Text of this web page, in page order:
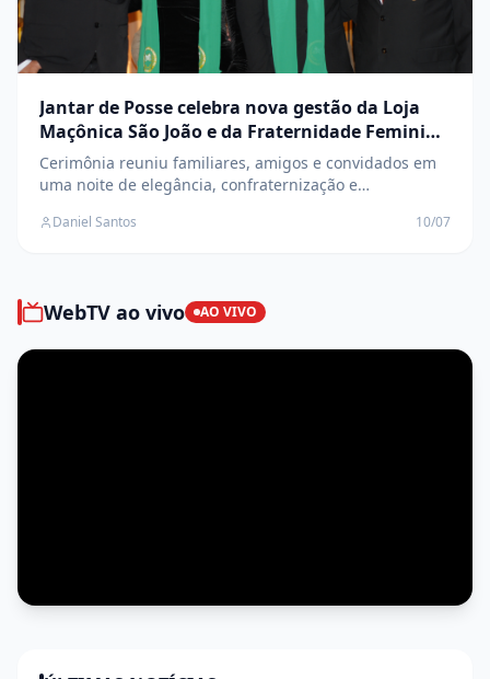
Jantar de Posse celebra nova gestão da Loja
Maçônica São João e da Fraternidade Feminina
Cruzeiro do Sul
Cerimônia reuniu familiares, amigos e convidados em
uma noite de elegância, confraternização e
Daniel Santos 10/07
WebTV ao vivo AO VIVO